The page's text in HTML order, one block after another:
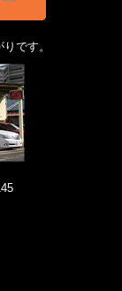
です。